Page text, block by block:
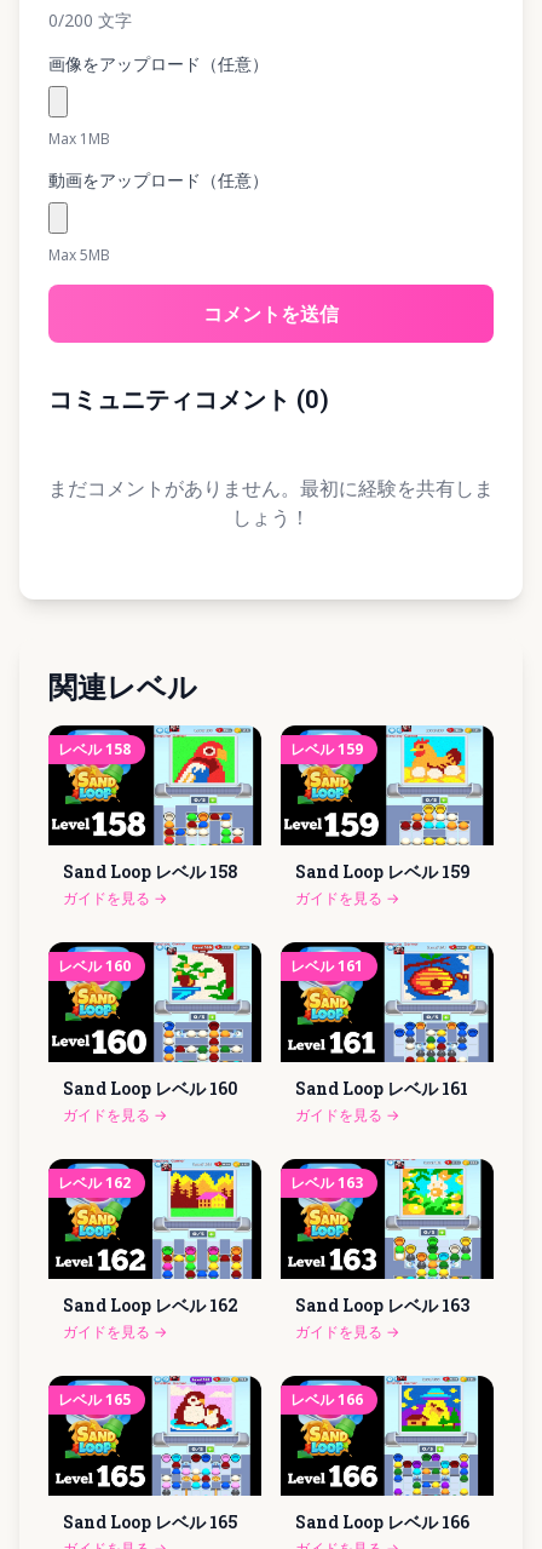
0/200 文字
画像をアップロード（任意）
Max 1MB
動画をアップロード（任意）
Max 5MB
コメントを送信
コミュニティコメント (0)
まだコメントがありません。最初に経験を共有しま
しょう！
関連レベル
レベル158
Sand Loop レベル 158
ガイドを見る →
レベル159
Sand Loop レベル 159
ガイドを見る →
レベル160
Sand Loop レベル 160
ガイドを見る →
レベル161
Sand Loop レベル 161
ガイドを見る →
レベル162
Sand Loop レベル 162
ガイドを見る →
レベル163
Sand Loop レベル 163
ガイドを見る →
レベル165
Sand Loop レベル 165
レベル166
Sand Loop レベル 166